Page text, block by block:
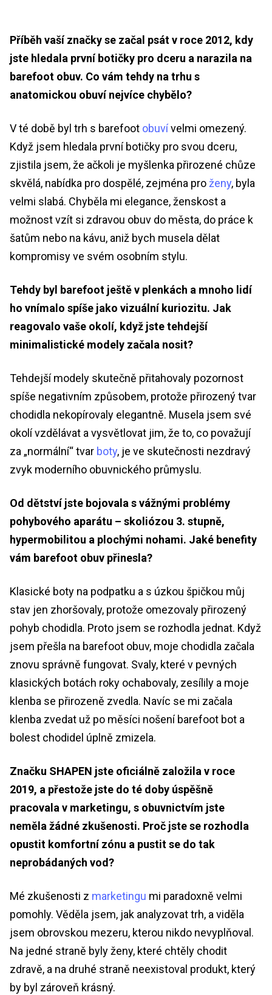
Příběh vaší značky se začal psát v roce 2012, kdy
jste hledala první botičky pro dceru a narazila na
barefoot obuv. Co vám tehdy na trhu s
anatomickou obuví nejvíce chybělo?
V té době byl trh s barefoot obuvívelmi omezený.
Když jsem hledala první botičky pro svou dceru,
zjistila jsem, že ačkoli je myšlenka přirozené chůze
skvělá, nabídka pro dospělé, zejména pro ženy, byla
velmi slabá. Chyběla mi elegance, ženskost a
možnost vzít si zdravou obuv do města, do práce k
šatům nebo na kávu, aniž bych musela dělat
kompromisy ve svém osobním stylu.
Tehdy byl barefoot ještě v plenkách a mnoho lidí
ho vnímalo spíše jako vizuální kuriozitu. Jak
reagovalo vaše okolí, když jste tehdejší
minimalistické modely začala nosit?
Tehdejší modely skutečně přitahovaly pozornost
spíše negativním způsobem, protože přirozený tvar
chodidla nekopírovaly elegantně. Musela jsem své
okolí vzdělávat a vysvětlovat jim, že to, co považují
za „normální“ tvar boty, je ve skutečnosti nezdravý
zvyk moderního obuvnického průmyslu.
Od dětství jste bojovala s vážnými problémy
pohybového aparátu – skoliózou 3. stupně,
hypermobilitou a plochými nohami. Jaké benefity
vám barefoot obuv přinesla?
Klasické boty na podpatku a s úzkou špičkou můj
stav jen zhoršovaly, protože omezovaly přirozený
pohyb chodidla. Proto jsem se rozhodla jednat. Když
jsem přešla na barefoot obuv, moje chodidla začala
znovu správně fungovat. Svaly, které v pevných
klasických botách roky ochabovaly, zesílily a moje
klenba se přirozeně zvedla. Navíc se mi začala
klenba zvedat už po měsíci nošení barefoot bot a
bolest chodidel úplně zmizela.
Značku SHAPEN jste oficiálně založila v roce
2019, a přestože jste do té doby úspěšně
pracovala v marketingu, s obuvnictvím jste
neměla žádné zkušenosti. Proč jste se rozhodla
opustit komfortní zónu a pustit se do tak
neprobádaných vod?
Mé zkušenosti z marketingu mi paradoxně velmi
pomohly. Věděla jsem, jak analyzovat trh, a viděla
jsem obrovskou mezeru, kterou nikdo nevyplňoval.
Na jedné straně byly ženy, které chtěly chodit
zdravě, a na druhé straně neexistoval produkt, který
by byl zároveň krásný.